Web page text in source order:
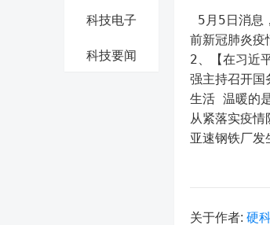
科技电子
科技要闻
前新冠肺炎
2、【在习近
强主持召开国
生活 温暖的
从紧落实疫
亚速钢铁厂
关于作者: 硬